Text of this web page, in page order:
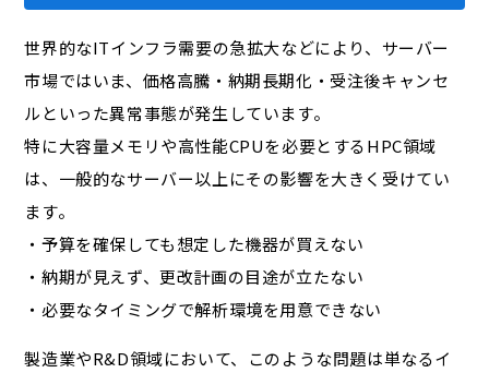
世界的なITインフラ需要の急拡大などにより、サーバー
市場ではいま、価格高騰・納期長期化・受注後キャンセ
ルといった異常事態が発生しています。
特に大容量メモリや高性能CPUを必要とするHPC領域
は、一般的なサーバー以上にその影響を大きく受けてい
ます。
・予算を確保しても想定した機器が買えない
・納期が見えず、更改計画の目途が立たない
・必要なタイミングで解析環境を用意できない
製造業やR&D領域において、このような問題は単なるイ